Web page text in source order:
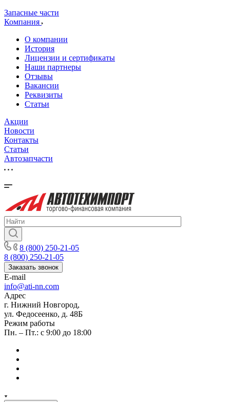
Запасные части
Компания
О компании
История
Лицензии и сертификаты
Наши партнеры
Отзывы
Вакансии
Реквизиты
Статьи
Акции
Новости
Контакты
Статьи
Автозапчасти
8 (800) 250-21-05
8 (800) 250-21-05
Заказать звонок
E-mail
info@ati-nn.com
Адрес
г. Нижний Новгород,
ул. Федосеенко, д. 48Б
Режим работы
Пн. – Пт.: с 9:00 до 18:00